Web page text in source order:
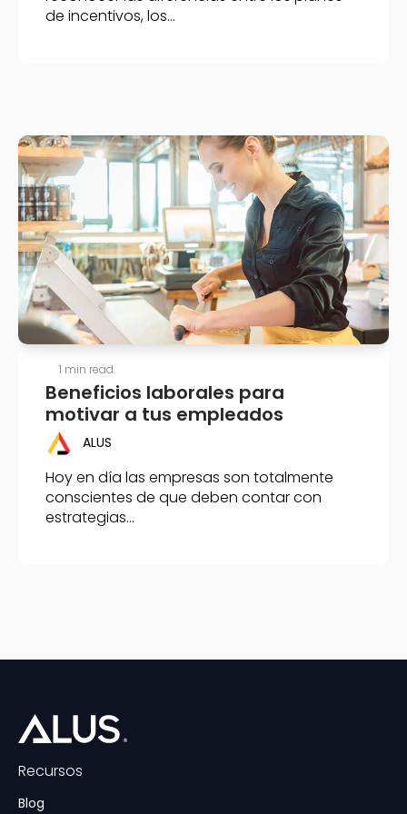
de incentivos, los...
1 min read.
Beneficios laborales para
motivar a tus empleados
ALUS
Hoy en día las empresas son totalmente
conscientes de que deben contar con
estrategias...
Recursos
Blog